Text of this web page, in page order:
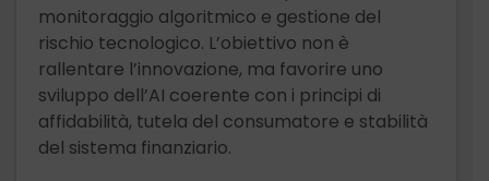
monitoraggio algoritmico e gestione del
rischio tecnologico. L’obiettivo non è
rallentare l’innovazione, ma favorire uno
sviluppo dell’AI coerente con i principi di
affidabilità, tutela del consumatore e stabilità
del sistema finanziario.